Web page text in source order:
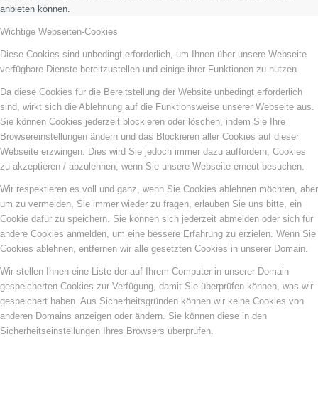
anbieten können.
Wichtige Webseiten-Cookies
Diese Cookies sind unbedingt erforderlich, um Ihnen über unsere Webseite
verfügbare Dienste bereitzustellen und einige ihrer Funktionen zu nutzen.
Da diese Cookies für die Bereitstellung der Website unbedingt erforderlich
sind, wirkt sich die Ablehnung auf die Funktionsweise unserer Webseite aus.
Sie können Cookies jederzeit blockieren oder löschen, indem Sie Ihre
Browsereinstellungen ändern und das Blockieren aller Cookies auf dieser
Webseite erzwingen. Dies wird Sie jedoch immer dazu auffordern, Cookies
zu akzeptieren / abzulehnen, wenn Sie unsere Webseite erneut besuchen.
Wir respektieren es voll und ganz, wenn Sie Cookies ablehnen möchten, aber
um zu vermeiden, Sie immer wieder zu fragen, erlauben Sie uns bitte, ein
Cookie dafür zu speichern. Sie können sich jederzeit abmelden oder sich für
andere Cookies anmelden, um eine bessere Erfahrung zu erzielen. Wenn Sie
Cookies ablehnen, entfernen wir alle gesetzten Cookies in unserer Domain.
Wir stellen Ihnen eine Liste der auf Ihrem Computer in unserer Domain
gespeicherten Cookies zur Verfügung, damit Sie überprüfen können, was wir
gespeichert haben. Aus Sicherheitsgründen können wir keine Cookies von
anderen Domains anzeigen oder ändern. Sie können diese in den
Sicherheitseinstellungen Ihres Browsers überprüfen.